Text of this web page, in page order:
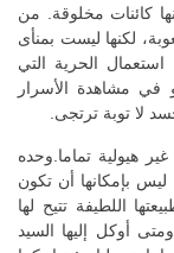
كائنات مخلوقة. من
لكنها ليست بمنأى
الحرية التي
في مشاهدة الأسرار
لا توبة ترتجى.
هيولية تماما.وحده
ليس بإمكانها أن تكون
اللطيفة تتيح لها
أوكل إليها السيد